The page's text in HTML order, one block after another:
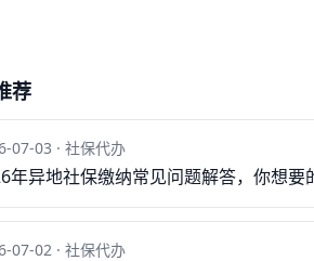
荐
07-03 · 社保代办
年异地社保缴纳常见问题解答，你想要
07-02 · 社保代办